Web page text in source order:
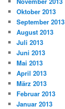
Oktober 2013
September 2013
August 2013
Juli 2013
Juni 2013
Mai 2013
April 2013
März 2013
Februar 2013
Januar 2013